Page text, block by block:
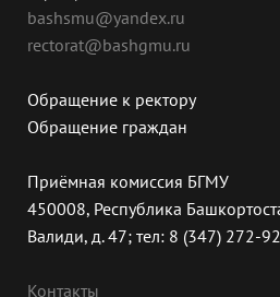
bashsmu@yandex.ru
rectorat@bashgmu.ru
Обращение к ректору
Обращение граждан
Приёмная комиссия БГМУ
450008, Республика
Валиди, д. 47; тел: 8 (347) 272-
Контакты